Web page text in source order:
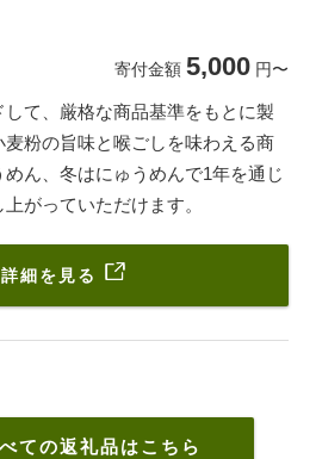
寄付金額 5,000 円〜
て、厳格な商品基準をもとに製
粉の旨味と喉ごしを味わえる商
ん、冬はにゅうめんで1年を通じ
がっていただけます。
詳細を見る
ての返礼品はこちら